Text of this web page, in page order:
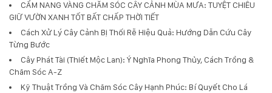
CẨM NANG VÀNG CHĂM SÓC CÂY CẢNH MÙA MƯA: TUYỆT CHIÊU
GIỮ VƯỜN XANH TỐT BẤT CHẤP THỜI TIẾT
Cách Xử Lý Cây Cảnh Bị Thối Rễ Hiệu Quả: Hướng Dẫn Cứu Cây
Từng Bước
Cây Phát Tài (Thiết Mộc Lan): Ý Nghĩa Phong Thủy, Cách Trồng &
Chăm Sóc A-Z
Kỹ Thuật Trồng Và Chăm Sóc Cây Hạnh Phúc: Bí Quyết Cho Lá